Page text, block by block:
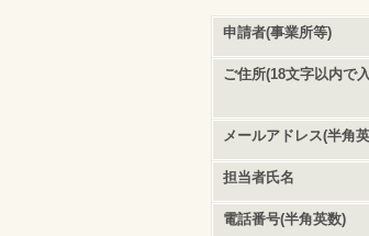
申請者(事業所等)
ご住所(18文字以内で
メールアドレス(半角
担当者氏名
電話番号(半角英数)